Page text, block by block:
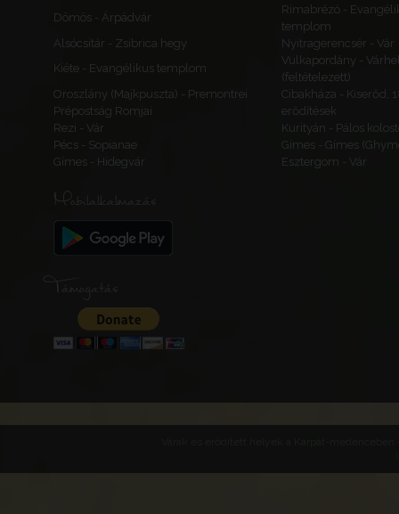
Dömös - Árpádvár
Rimabrézó -
templom
Alsócsitár - Zsibrica hegy
Nyitragerencsér - Vár
Kiéte - Evangélikus templom
Vulkapordány -
(feltételezett)
Oroszlány (Majkpuszta) - Premontrei
Prépostság Romjai
Cibakháza - Kiserőd,
erődítések
Rezi - Vár
Kurityán - Pálos
Pécs - Sopianae
Gímes - Gímes
Gímes - Hidegvár
Esztergom - Vár
Mobilalkalmazás
Támogatás